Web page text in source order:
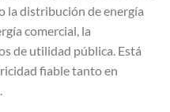
la distribución de energía
comercial, la
de utilidad pública. Está
fiable tanto en